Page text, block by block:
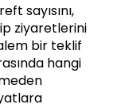
sayısını,
ziyaretlerini
bir teklif
hangi